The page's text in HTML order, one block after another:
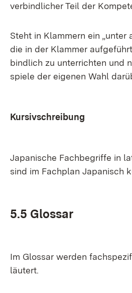
ver­bind­li­cher Teil der
Steht in Klam­mern ein „un­ter
die in der Klam­mer
bind­lich zu un­ter­rich­ten und
spie­le der ei­ge­nen Wahl
Kur­siv­schrei­bung
Ja­pa­ni­sche Fach­be­grif­fe in
sind im Fach­plan Ja­pa­nisch
5.5 Glos­sar
Im Glos­sar wer­den
läu­tert.